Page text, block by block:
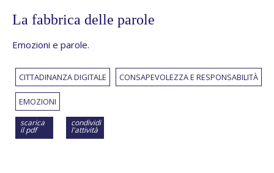
La fabbrica delle parole
Emozioni e parole.
CITTADINANZA DIGITALE CONSAPEVOLEZZA E RESPONSABILITÀ
EMOZIONI
scarica
il pdf
condividi
l'attività